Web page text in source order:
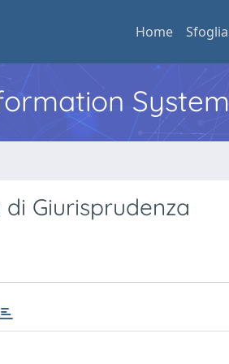
Home Sfoglia
System
Giurisprudenza